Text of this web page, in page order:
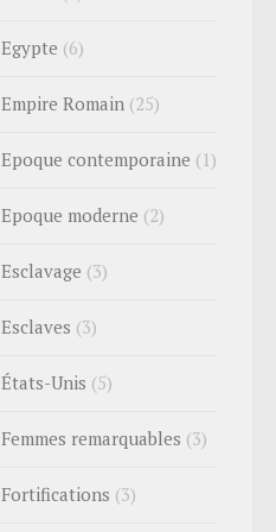
Egypte (6)
Empire Romain (25)
Epoque contemporaine (1)
Epoque moderne (2)
Esclavage (3)
Esclaves (3)
États-Unis (5)
Femmes remarquables (3)
Fortifications (3)